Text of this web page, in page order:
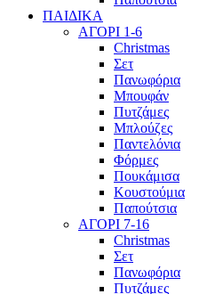
ΠΑΙΔΙΚΑ
ΑΓΟΡΙ 1-6
Christmas
Σετ
Πανωφόρια
Μπουφάν
Πυτζάμες
Μπλούζες
Παντελόνια
Φόρμες
Πουκάμισα
Κουστούμια
Παπούτσια
ΑΓΟΡΙ 7-16
Christmas
Σετ
Πανωφόρια
Πυτζάμες